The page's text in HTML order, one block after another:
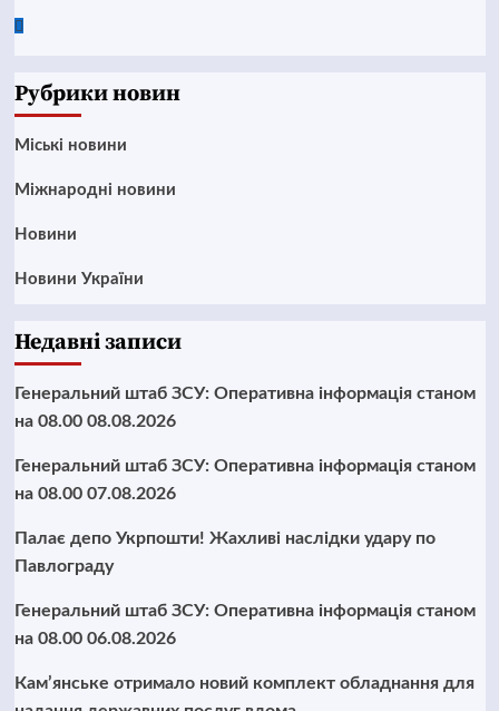
Google
Рубрики новин
Mіські новини
Міжнародні новини
Новини
Новини України
Недавні записи
Генеральний штаб ЗСУ: Оперативна інформація станом
на 08.00 08.08.2026
Генеральний штаб ЗСУ: Оперативна інформація станом
на 08.00 07.08.2026
Палає депо Укрпошти! Жахливі наслідки удару по
Павлограду
Генеральний штаб ЗСУ: Оперативна інформація станом
на 08.00 06.08.2026
Кам’янське отримало новий комплект обладнання для